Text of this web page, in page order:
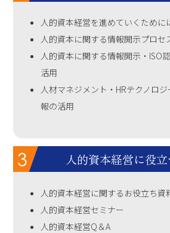
人的資本経営を進めていくために
人的資本に関する情報開示プロセ
人的資本に関する情報開示・ISO
活用
人材マネジメント・HRテクノロ
報の活用
人的資本経営に役
人的資本経営に関するお役立ち資
人的資本経営セミナー
人的資本経営Q＆A